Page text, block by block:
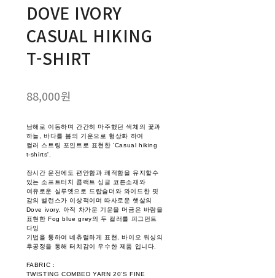
DOVE IVORY
CASUAL HIKING
T-SHIRT
88,000원
남해로 이동하며 간간히 마주했던 색체의 꽃과
하늘, 바다를 봄의 기운으로 형상화 하여
컬러 스트링 포인트로 표현한 'Casual hiking
t-shirts'.
장시간 운전에도 편안함과 쾌적함을 유지할수
있는 소프트터치 콤팩트 싱글 코튼소재와
여유로운 실루엣으로 드랍숄더와 와이드한 핏
감의 벨런스가 이상적이며 따사로운 햇살의
Dove ivory, 아직 차가운 기운을 머금은 바람을
표현한 Fog blue grey의 두 컬러를 피그먼트
다잉
기법을 통하여 네츄럴하게 표현, 바이오 워싱의
후공정을 통해 터치감이 우수한 제품 입니다.
FABRIC :
TWISTING COMBED YARN 20’S FINE